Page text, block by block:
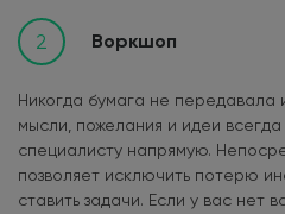
2 Воркшоп
Никогда бумага не
мысли, пожелания и идеи
специалисту напрямую.
позволяет исключить потерю
ставить задачи. Если у вас нет